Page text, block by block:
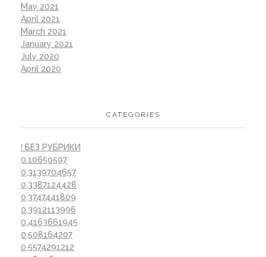
May 2021
April 2021
March 2021
January 2021
July 2020
April 2020
CATEGORIES
! БЕЗ РУБРИКИ
0,10650597
0,3139704657
0,3387124428
0,3747441809
0,3912113996
0,4163661945
0,508164207
0,5574291212